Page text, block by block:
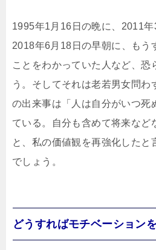
1995年1月16日の晩に、2011年
2018年6月18日の早朝に、もう
ことをわかっていた人など、恐
う。そしてそれは老若男女問わ
の出来事は「人は自分がいつ死
ている。自分も含めて将来など
と、私の価値観を再強化したと
でしょう。
どうすればモチベーション